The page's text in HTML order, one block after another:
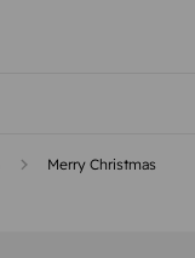
Merry Christmas